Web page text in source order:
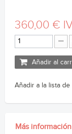
360,00 €
Añadir al
Añadir a la lista
Más información